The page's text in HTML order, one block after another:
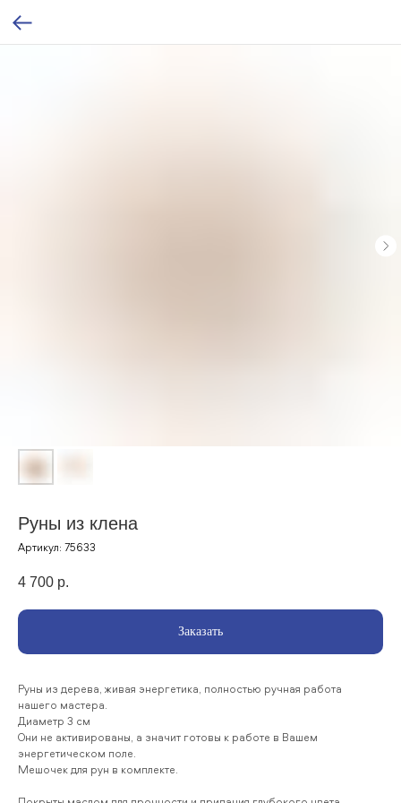
Руны из клена
Артикул: 75633
4 700 р.
Заказать
Руны из дерева, живая энергетика, полностью ручная работа
нашего мастера.
Диаметр 3 см
Они не активированы, а значит готовы к работе в Вашем
энергетическом поле.
Мешочек для рун в комплекте.